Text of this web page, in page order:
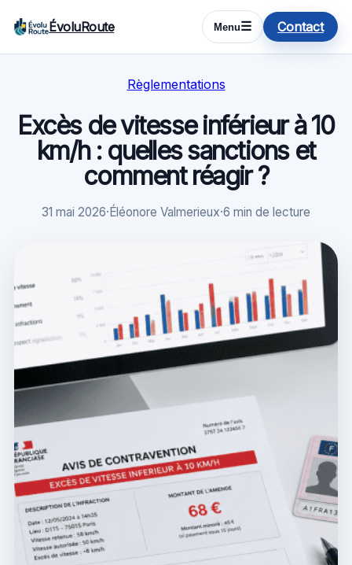
ÉvoluRoute Menu☰ Contact
Règlementations
Excès de vitesse inférieur à 10
km/h : quelles sanctions et
comment réagir ?
31 mai 2026·Éléonore Valmerieux·6 min de lecture